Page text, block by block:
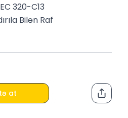
320-C13
Bilən Raf
at